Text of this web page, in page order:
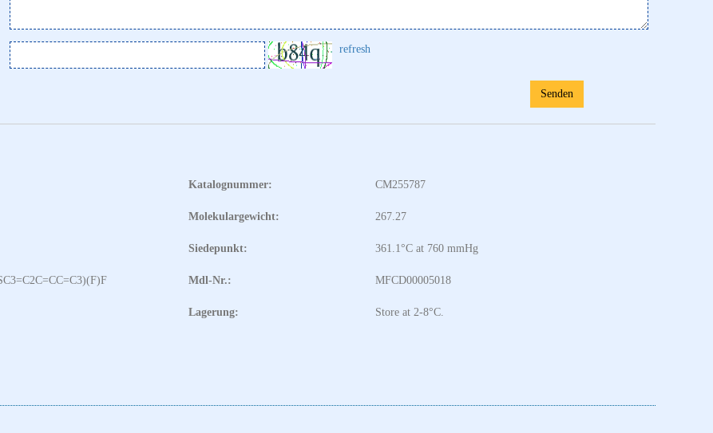
refresh
Senden
Katalognummer: CM255787
Molekulargewicht: 267.27
Siedepunkt: 361.1°C at 760 mmHg
Mdl-Nr.: MFCD00005018
Lagerung: Store at 2-8°C.